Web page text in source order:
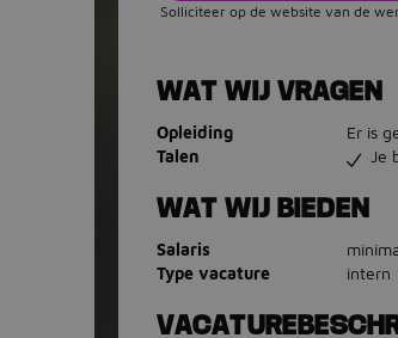
Solliciteer op de website van de
WAT WIJ VRAGEN
Opleiding
Er is
Talen
Je
WAT WIJ BIEDEN
Salaris
Type vacature
intern